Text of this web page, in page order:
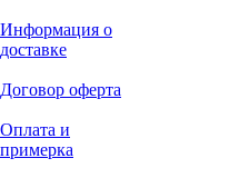
Информация о
доставке
Договор оферта
Оплата и
примерка